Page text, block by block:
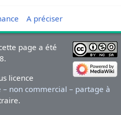
A préciser
page a été
licence
non commercial – partage à